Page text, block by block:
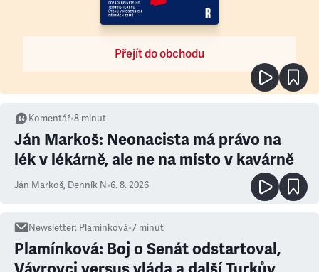
Přejít do obchodu
Komentář•8 minut
Ján Markoš: Neonacista má právo na
lék v lékárně, ale ne na místo v kavárně
Ján Markoš, Denník N•6. 8. 2026
Newsletter: Plamínková•7 minut
Plamínková: Boj o Senát odstartoval,